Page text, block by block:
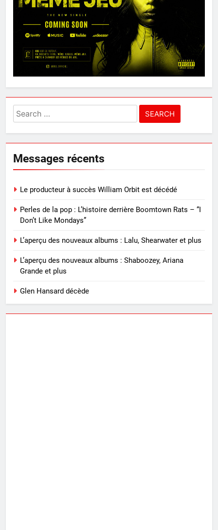
Search
for:
Messages récents
Le producteur à succès William Orbit est décédé
Perles de la pop : L’histoire derrière Boomtown Rats – “I
Don’t Like Mondays”
L’aperçu des nouveaux albums : Lalu, Shearwater et plus
L’aperçu des nouveaux albums : Shaboozey, Ariana
Grande et plus
Glen Hansard décède